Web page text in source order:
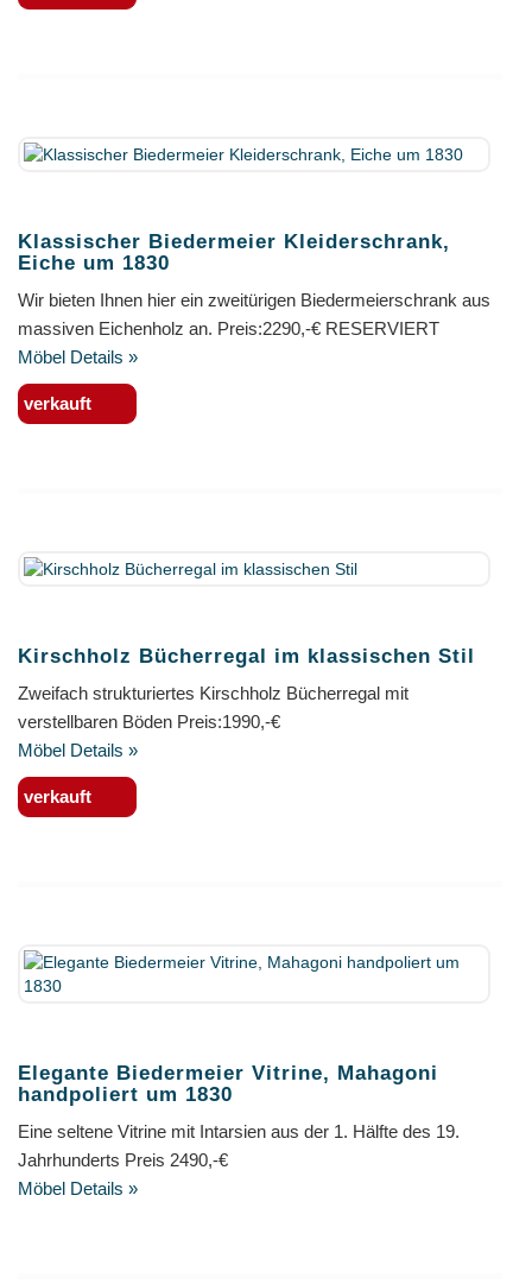
Klassischer Biedermeier Kleiderschrank,
Eiche um 1830
Wir bieten Ihnen hier ein zweitürigen Biedermeierschrank aus
massiven Eichenholz an. Preis:2290,-€ RESERVIERT
Möbel Details »
verkauft
Kirschholz Bücherregal im klassischen Stil
Zweifach strukturiertes Kirschholz Bücherregal mit
verstellbaren Böden Preis:1990,-€
Möbel Details »
verkauft
Elegante Biedermeier Vitrine, Mahagoni
handpoliert um 1830
Eine seltene Vitrine mit Intarsien aus der 1. Hälfte des 19.
Jahrhunderts Preis 2490,-€
Möbel Details »